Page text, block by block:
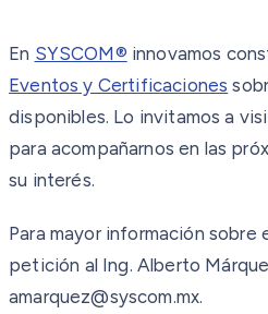
En SYSCOM® innovamos
Eventos y Certificaciones
disponibles. Lo invitamos a
para acompañarnos en las
su interés.
Para mayor información sobre
petición al Ing. Alberto
amarquez@syscom.mx.